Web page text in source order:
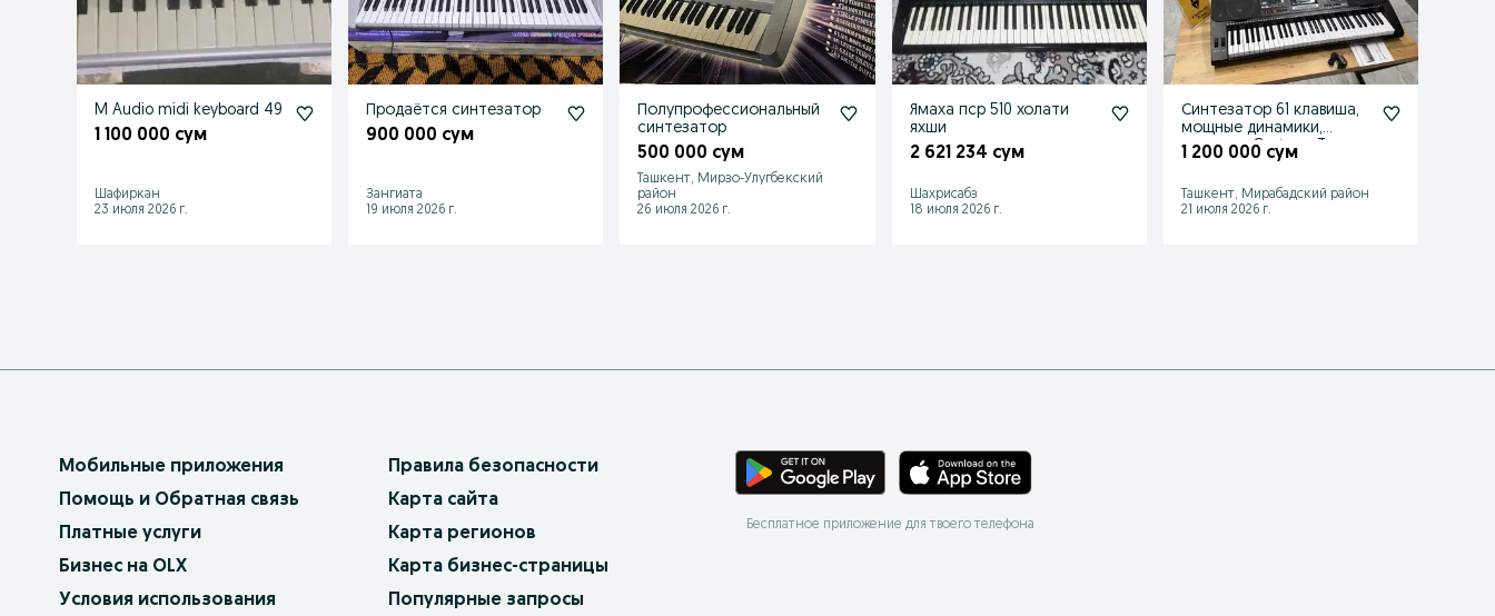
M Audio midi keyboard 49
1 100 000 сум
Шафиркан
23 июля 2026 г.
Продаётся синтезатор
900 000 сум
Зангиата
19 июля 2026 г.
Полупрофессиональный
синтезатор
500 000 сум
Ташкент, Мирзо-Улугбекский
район
26 июля 2026 г.
Ямаха пср 510 холати
яхши
2 621 234 сум
Шахрисабз
18 июля 2026 г.
Синтезатор 61 клавиша,
мощные динамики,
качество Castrum Toys
1 200 000 сум
Ташкент, Мирабадский район
21 июля 2026 г.
Мобильные приложения
Помощь и Обратная связь
Платные услуги
Бизнес на OLX
Условия использования
Правила безопасности
Карта сайта
Карта регионов
Карта бизнес-страницы
Популярные запросы
Бесплатное приложение для твоего телефона